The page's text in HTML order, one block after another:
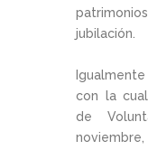
jubilación.
con la
de